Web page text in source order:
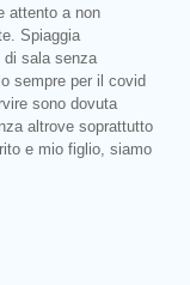
attento a non
Spiaggia
di sala senza
sempre per il covid
sono dovuta
altrove soprattutto
e mio figlio, siamo